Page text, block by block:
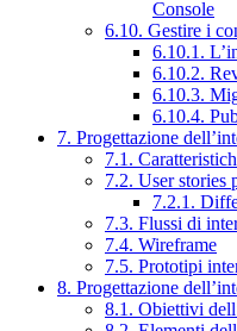
Console
6.10. Gestire i
6.10.1.
6.10.2.
6.10.3.
6.10.4.
7. Progettazione
7.1.
7.2. User stories
7.2.1.
7.3. Flussi di
7.4. Wireframe
7.5. Prototipi
8. Progettazione
8.1. Obiettivi